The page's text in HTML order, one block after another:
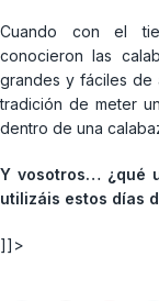
Cuando con el
conocieron las
grandes y fáciles de
tradición de meter
dentro de una
Y vosotros… ¿qué
utilizáis estos días
]]>